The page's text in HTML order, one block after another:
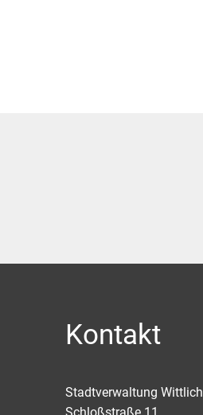
Kontakt
Stadtverwaltung Wittlich